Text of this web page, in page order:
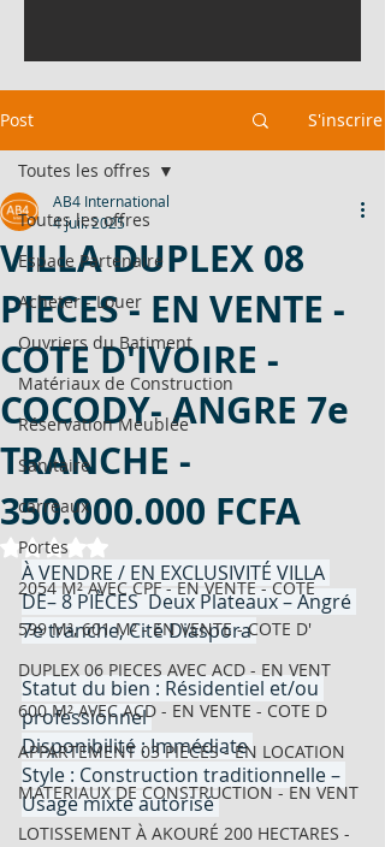
Post S'inscrire
Toutes les offres
Espace Partenaire
Acheter - Louer
Ouvriers du Batiment
Matériaux de Construction
Réservation Meublée
Sanitaire
carreaux
Portes
2054 M² AVEC CPF - EN VENTE - COTE
599 M², 601 M² - EN VENTE - COTE D'
DUPLEX 06 PIECES AVEC ACD - EN VENT
600 M² AVEC ACD - EN VENTE - COTE D
APPARTEMENT 03 PIECES - EN LOCATION
MATERIAUX DE CONSTRUCTION - EN VENT
LOTISSEMENT À AKOURÉ 200 HECTARES -
Toutes les offres
VILLA DUPLEX 08
PIECES - EN VENTE -
COTE D'IVOIRE -
COCODY- ANGRE 7e
TRANCHE -
350.000.000 FCFA
AB4 International
4 juil. 2025
Noté NaN étoiles sur 5.
À VENDRE / EN EXCLUSIVITÉ VILLA
DE– 8 PIÈCES  Deux Plateaux – Angré
7e tranche, Cité Diaspora
Statut du bien : Résidentiel et/ou
professionnel
Disponibilité : Immédiate
Style : Construction traditionnelle –
Usage mixte autorisé